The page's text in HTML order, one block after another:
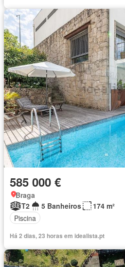
585 000 €
Braga
T2
5 Banheiros
174 m²
Piscina
Há 2 dias, 23 horas em idealista.pt